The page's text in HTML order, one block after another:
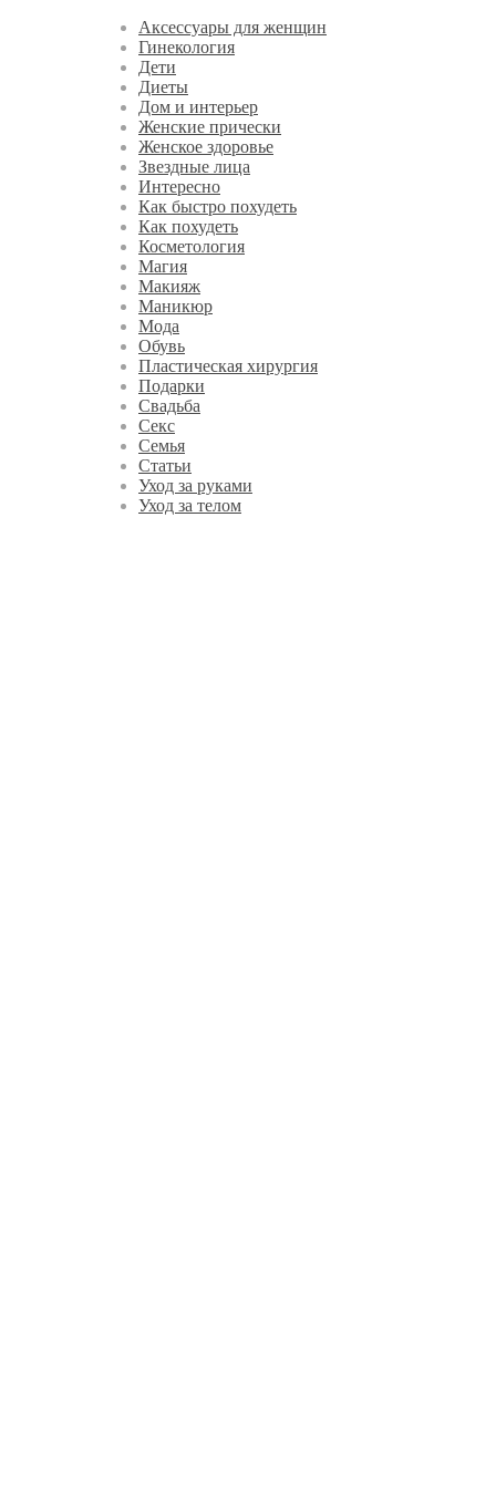
Аксессуары для женщин
Гинекология
Дети
Диеты
Дом и интерьер
Женские прически
Женское здоровье
Звездные лица
Интересно
Как быстро похудеть
Как похудеть
Косметология
Магия
Макияж
Маникюр
Мода
Обувь
Пластическая хирургия
Подарки
Свадьба
Секс
Семья
Статьи
Уход за руками
Уход за телом